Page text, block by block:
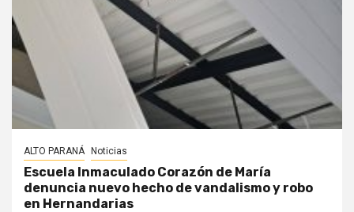
ALTO PARANÁ Noticias
Escuela Inmaculado Corazón de María
denuncia nuevo hecho de vandalismo y robo
en Hernandarias